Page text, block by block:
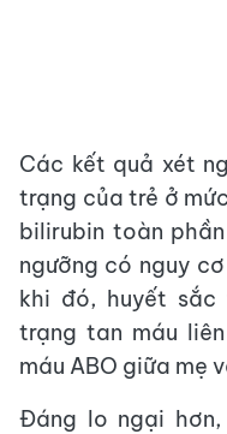
Các kết quả xét
trạng của trẻ ở
bilirubin toàn
ngưỡng có nguy
khi đó, huyết
trạng tan máu
máu ABO giữa mẹ
Đáng lo ngại